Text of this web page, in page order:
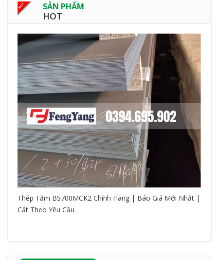
SẢN PHẨM
HOT
Thép Tấm BS700MCK2 Chính Hãng | Báo Giá Mới Nhất |
Cắt Theo Yêu Cầu